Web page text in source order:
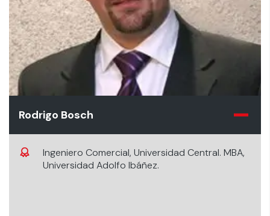
Rodrigo Bosch
Ingeniero Comercial, Universidad Central. MBA,
Universidad Adolfo Ibáñez.